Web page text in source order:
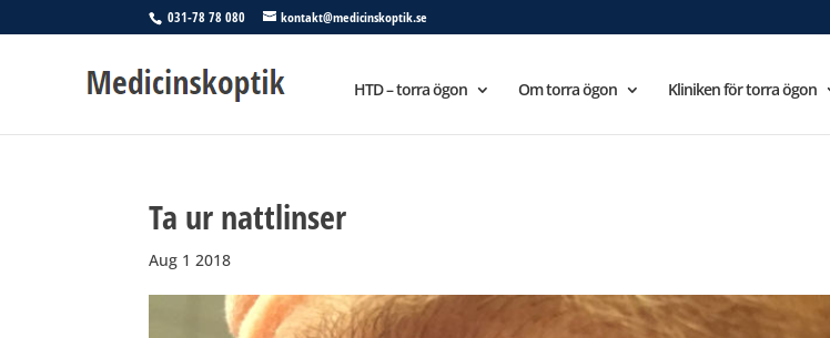
031-78 78 080 kontakt@medicinskoptik.se
HTD – torra ögon Om torra ögon Kliniken för torra ögon
Ta ur nattlinser
Aug 1 2018